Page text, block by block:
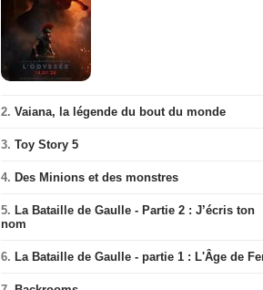
2. Vaiana, la légende du bout du monde
3. Toy Story 5
4. Des Minions et des monstres
5. La Bataille de Gaulle - Partie 2 : J’écris ton
nom
6. La Bataille de Gaulle - partie 1 : L'Âge de